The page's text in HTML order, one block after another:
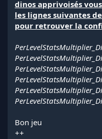
dinos apprivoisés
les lignes suivantes
pour retrouver la
Bon jeu
++